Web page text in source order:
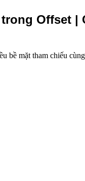
Offset |
bề mặt tham chiếu